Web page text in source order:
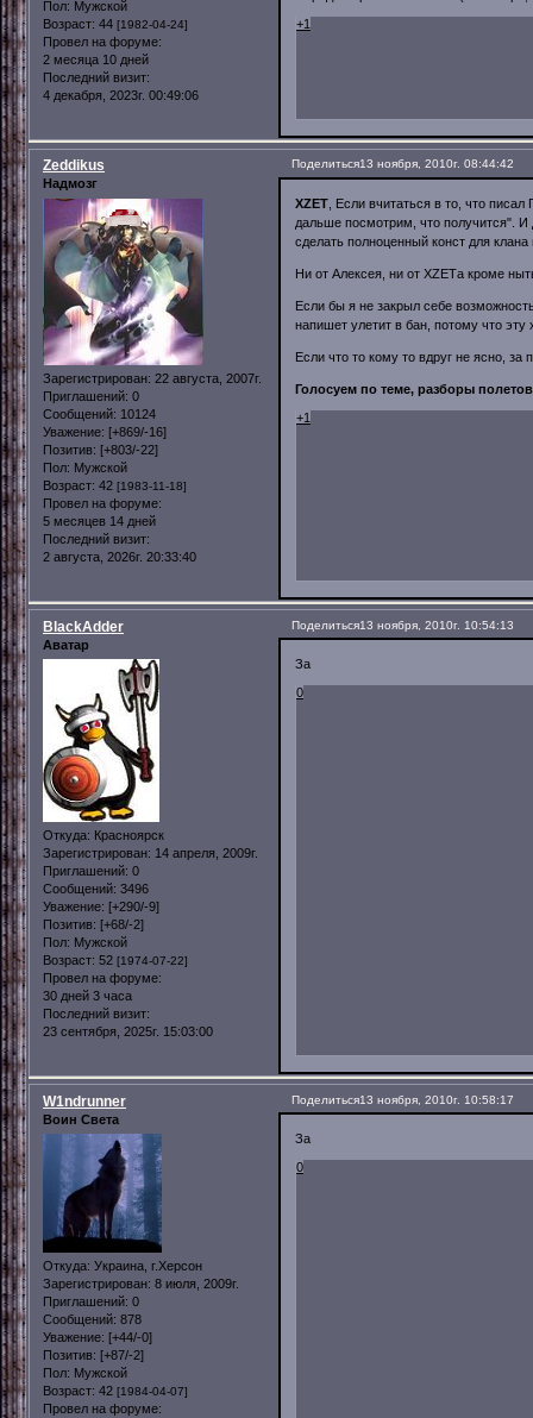
Пол: Мужской
Возраст: 44 [1982-04-24]
Провел на форуме:
2 месяца 10 дней
Последний визит:
4 декабря, 2023г. 00:49:06
+1
Поделиться13 ноября, 2010г. 08:44:42
Zeddikus
Надмозг
Зарегистрирован: 22 августа, 2007г.
Приглашений: 0
Сообщений: 10124
Уважение: [+869/-16]
Позитив: [+803/-22]
Пол: Мужской
Возраст: 42 [1983-11-18]
Провел на форуме:
5 месяцев 14 дней
Последний визит:
2 августа, 2026г. 20:33:40
XZET , Если вчитаться в то, что
дальше посмотрим, что получится". И
сделать полноценный конст для
Ни от Алексея, ни от XZETа кроме
Если бы я не закрыл себе
напишет улетит в бан, потому что эту
Если что то кому то вдруг не ясно,
Голосуем по теме, разборы
+1
Поделиться13 ноября, 2010г. 10:54:13
BlackAdder
Аватар
Откуда: Красноярск
Зарегистрирован: 14 апреля, 2009г.
Приглашений: 0
Сообщений: 3496
Уважение: [+290/-9]
Позитив: [+68/-2]
Пол: Мужской
Возраст: 52 [1974-07-22]
Провел на форуме:
30 дней 3 часа
Последний визит:
23 сентября, 2025г. 15:03:00
За
0
Поделиться13 ноября, 2010г. 10:58:17
W1ndrunner
Воин Света
Откуда: Украина, г.Херсон
Зарегистрирован: 8 июля, 2009г.
Приглашений: 0
Сообщений: 878
Уважение: [+44/-0]
Позитив: [+87/-2]
Пол: Мужской
Возраст: 42 [1984-04-07]
Провел на форуме:
За
0